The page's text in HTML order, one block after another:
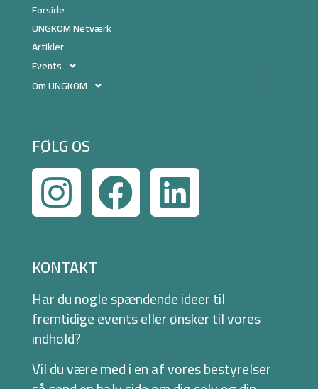
Forside
UNGKOM Netværk
Artikler
Events
Om UNGKOM
FØLG OS
KONTAKT
Har du nogle spændende ideer til
fremtidige events eller ønsker til vores
indhold?
Vil du være med i en af vores bestyrelser